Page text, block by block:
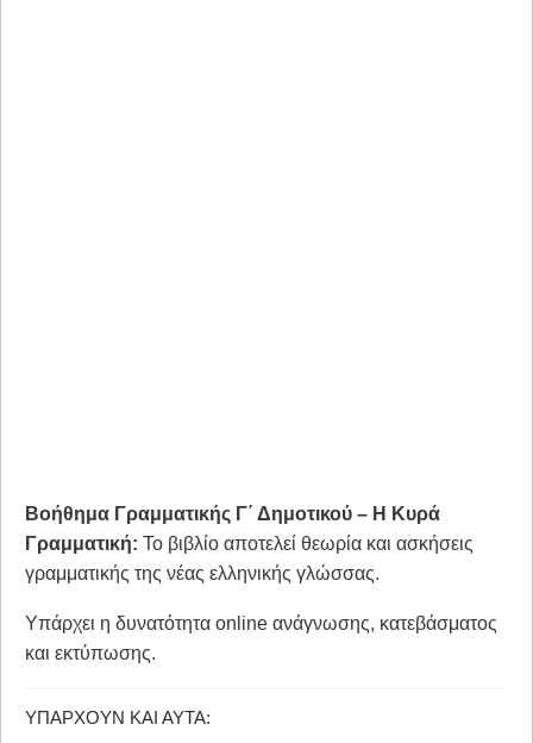
Βοήθημα Γραμματικής Γ΄ Δημοτικού – Η Κυρά
Γραμματική: Το βιβλίο αποτελεί θεωρία και ασκήσεις
γραμματικής της νέας ελληνικής γλώσσας.
Υπάρχει η δυνατότητα online ανάγνωσης, κατεβάσματος
και εκτύπωσης.
ΥΠΆΡΧΟΥΝ ΚΑΙ ΑΥΤΆ: